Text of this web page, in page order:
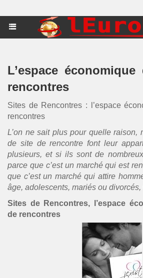
L’espace
rencontres
Sites de Rencontres : l’espace
rencontres
L’on ne sait plus pour quelle raison,
de site de rencontre font leur
plusieurs, et si ils sont de
parce que c’est un marché qui est
que c’est un marché qui attire
âge, adolescents, mariés ou
Sites de Rencontres, l’espace
de rencontres